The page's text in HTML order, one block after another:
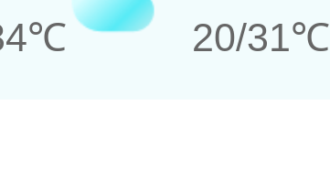
20/31℃